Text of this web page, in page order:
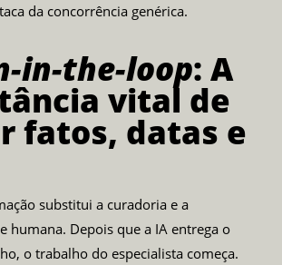
da concorrência genérica.
in-the-loop: A
vital de
fatos, datas e
substitui a curadoria e a
humana. Depois que a IA entrega o
o trabalho do especialista começa.